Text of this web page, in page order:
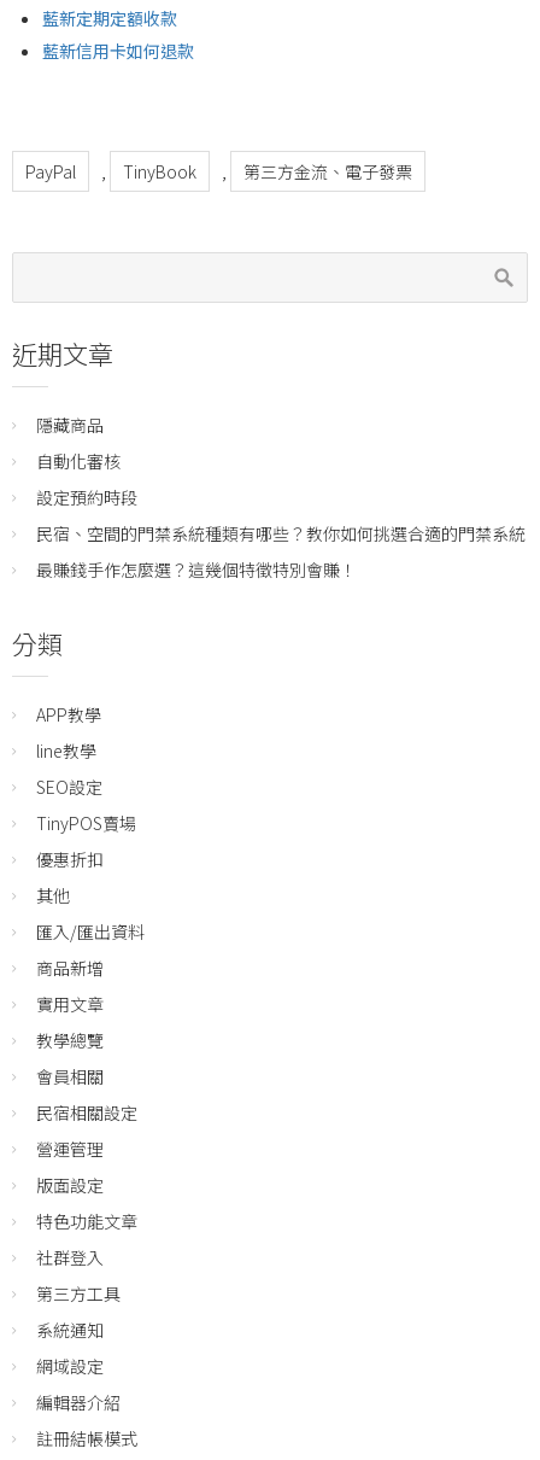
藍新定期定額收款
藍新信用卡如何退款
PayPal , TinyBook , 第三方金流、電子發票
近期文章
隱藏商品
自動化審核
設定預約時段
民宿、空間的門禁系統種類有哪些？教你如何挑選合適的門禁系統
最賺錢手作怎麼選？這幾個特徵特別會賺！
分類
APP教學
line教學
SEO設定
TinyPOS賣場
優惠折扣
其他
匯入/匯出資料
商品新增
實用文章
教學總覽
會員相關
民宿相關設定
營運管理
版面設定
特色功能文章
社群登入
第三方工具
系統通知
網域設定
編輯器介紹
註冊結帳模式